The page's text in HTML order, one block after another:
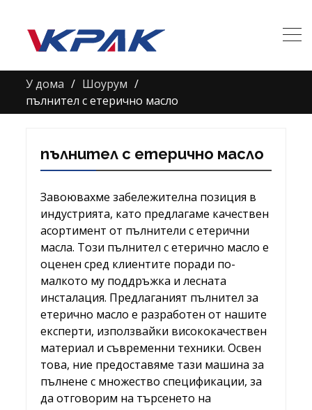
У дома
Шоурум
пълнител с етерично масло
пълнител с етерично масло
Завоювахме забележителна позиция в
индустрията, като предлагаме качествен
асортимент от пълнители с етерични
масла. Този пълнител с етерично масло е
оценен сред клиентите поради по-
малкото му поддръжка и лесната
инсталация. Предлаганият пълнител за
етерично масло е разработен от нашите
експерти, използвайки висококачествен
материал и съвременни техники. Освен
това, ние предоставяме тази машина за
пълнене с множество спецификации, за
да отговорим на търсенето на